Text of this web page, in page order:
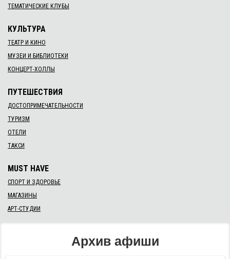
ТЕМАТИЧЕСКИЕ КЛУБЫ
КУЛЬТУРА
ТЕАТР И КИНО
МУЗЕИ И БИБЛИОТЕКИ
КОНЦЕРТ-ХОЛЛЫ
ПУТЕШЕСТВИЯ
ДОСТОПРИМЕЧАТЕЛЬНОСТИ
ТУРИЗМ
ОТЕЛИ
ТАКСИ
MUST HAVE
СПОРТ И ЗДОРОВЬЕ
МАГАЗИНЫ
АРТ-СТУДИИ
Архив афиши